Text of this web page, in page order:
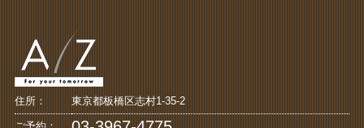
住所： 東京都板橋区志村1-35-2